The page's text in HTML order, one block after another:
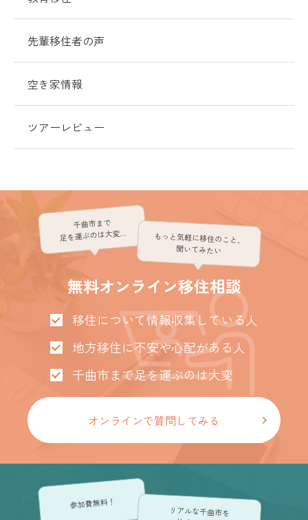
先輩移住者の声
空き家情報
ツアーレビュー
千曲市まで
足を運ぶのは大変… もっと気軽に移住のこと、
聞いてみたい
無料オンライン移住相談
移住について情報収集している人
地方移住に不安や心配がある人
千曲市まで足を運ぶのは大変
オンラインで質問してみる
参加費無料！
リアルな千曲市を